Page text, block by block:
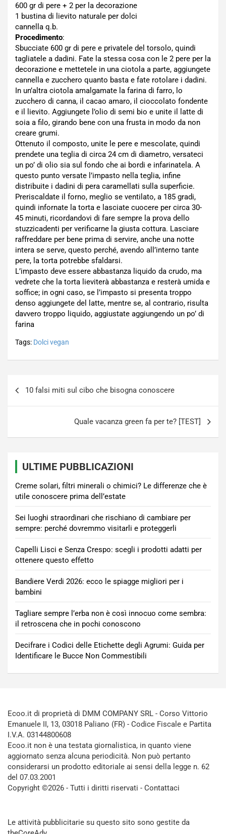
600 gr di pere + 2 per la decorazione
1 bustina di lievito naturale per dolci
cannella q.b.
Procedimento:
Sbucciate 600 gr di pere e privatele del torsolo, quindi
tagliatele a dadini. Fate la stessa cosa con le 2 pere per la
decorazione e mettetele in una ciotola a parte, aggiungete
cannella e zucchero quanto basta e fate rotolare i dadini.
In un’altra ciotola amalgamate la farina di farro, lo
zucchero di canna, il cacao amaro, il cioccolato fondente
e il lievito. Aggiungete l’olio di semi bio e unite il latte di
soia a filo, girando bene con una frusta in modo da non
creare grumi.
Ottenuto il composto, unite le pere e mescolate, quindi
prendete una teglia di circa 24 cm di diametro, versateci
un po’ di olio sia sul fondo che ai bordi e infarinatela. A
questo punto versate l’impasto nella teglia, infine
distribuite i dadini di pera caramellati sulla superficie.
Preriscaldate il forno, meglio se ventilato, a 185 gradi,
quindi infornate la torta e lasciate cuocere per circa 30-
45 minuti, ricordandovi di fare sempre la prova dello
stuzzicadenti per verificarne la giusta cottura. Lasciare
raffreddare per bene prima di servire, anche una notte
intera se serve, questo perché, avendo all’interno tante
pere, la torta potrebbe sfaldarsi.
L’impasto deve essere abbastanza liquido da crudo, ma
vedrete che la torta lieviterà abbastanza e resterà umida e
soffice; in ogni caso, se l’impasto si presenta troppo
denso aggiungete del latte, mentre se, al contrario, risulta
davvero troppo liquido, aggiustate aggiungendo un po’ di
farina
Tags: Dolci vegan
10 falsi miti sul cibo che bisogna conoscere
Quale vacanza green fa per te? [TEST]
ULTIME PUBBLICAZIONI
Creme solari, filtri minerali o chimici? Le differenze che è
utile conoscere prima dell’estate
Sei luoghi straordinari che rischiano di cambiare per
sempre: perché dovremmo visitarli e proteggerli
Capelli Lisci e Senza Crespo: scegli i prodotti adatti per
ottenere questo effetto
Bandiere Verdi 2026: ecco le spiagge migliori per i
bambini
Tagliare sempre l’erba non è così innocuo come sembra:
il retroscena che in pochi conoscono
Decifrare i Codici delle Etichette degli Agrumi: Guida per
Identificare le Bucce Non Commestibili
Ecoo.it di proprietà di DMM COMPANY SRL - Corso Vittorio
Emanuele II, 13, 03018 Paliano (FR) - Codice Fiscale e Partita
I.V.A. 03144800608
Ecoo.it non è una testata giornalistica, in quanto viene
aggiornato senza alcuna periodicità. Non può pertanto
considerarsi un prodotto editoriale ai sensi della legge n. 62
del 07.03.2001
Copyright ©2026 - Tutti i diritti riservati - Contattaci
Le attività pubblicitarie su questo sito sono gestite da